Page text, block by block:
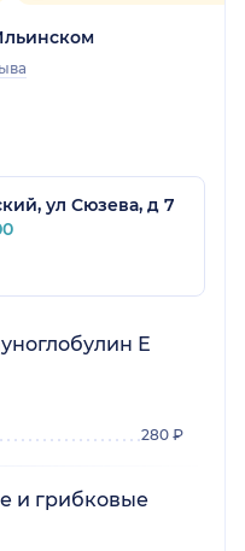
ул Сюзева, д 7
Е
280 ₽
и грибковые